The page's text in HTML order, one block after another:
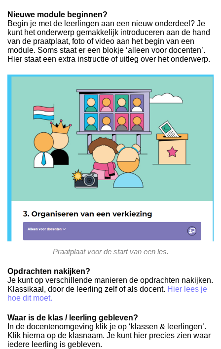
Nieuwe module beginnen?
Begin je met de leerlingen aan een nieuw onderdeel? Je
kunt het onderwerp gemakkelijk introduceren aan de hand
van de praatplaat, foto of video aan het begin van een
module. Soms staat er een blokje ‘alleen voor docenten’.
Hier staat een extra instructie of uitleg over het onderwerp.
Praatplaat voor de start van een les.
Opdrachten nakijken?
Je kunt op verschillende manieren de opdrachten nakijken.
Klassikaal, door de leerling zelf of als docent. Hier lees je
hoe dit moet.
Waar is de klas / leerling gebleven?
In de docentenomgeving klik je op ‘klassen & leerlingen’.
Klik hierna op de klasnaam. Je kunt hier precies zien waar
iedere leerling is gebleven.